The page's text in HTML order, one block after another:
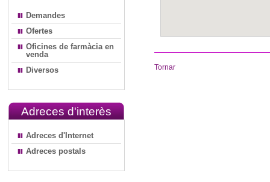
Demandes
Ofertes
Oficines de farmàcia en
venda
Diversos
Adreces d'interès
Adreces d'Internet
Adreces postals
Tornar